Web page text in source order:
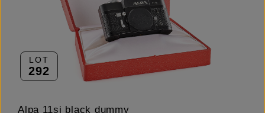
LOT
292
Alpa 11si black dummy